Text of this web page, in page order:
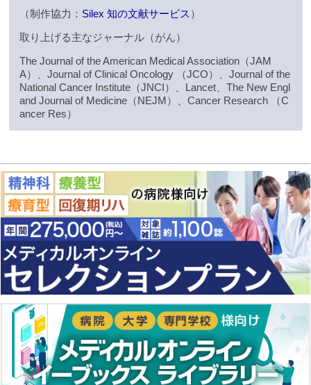
（制作協力： Silex 知の文献サービス ）
取り上げる主なジャーナル（がん）
The Journal of the American Medical Association（JAM
A）、Journal of Clinical Oncology （JCO）、Journal of the
National Cancer Institute（JNCI）、Lancet、The New Engl
and Journal of Medicine（NEJM）、Cancer Research （C
ancer Res）